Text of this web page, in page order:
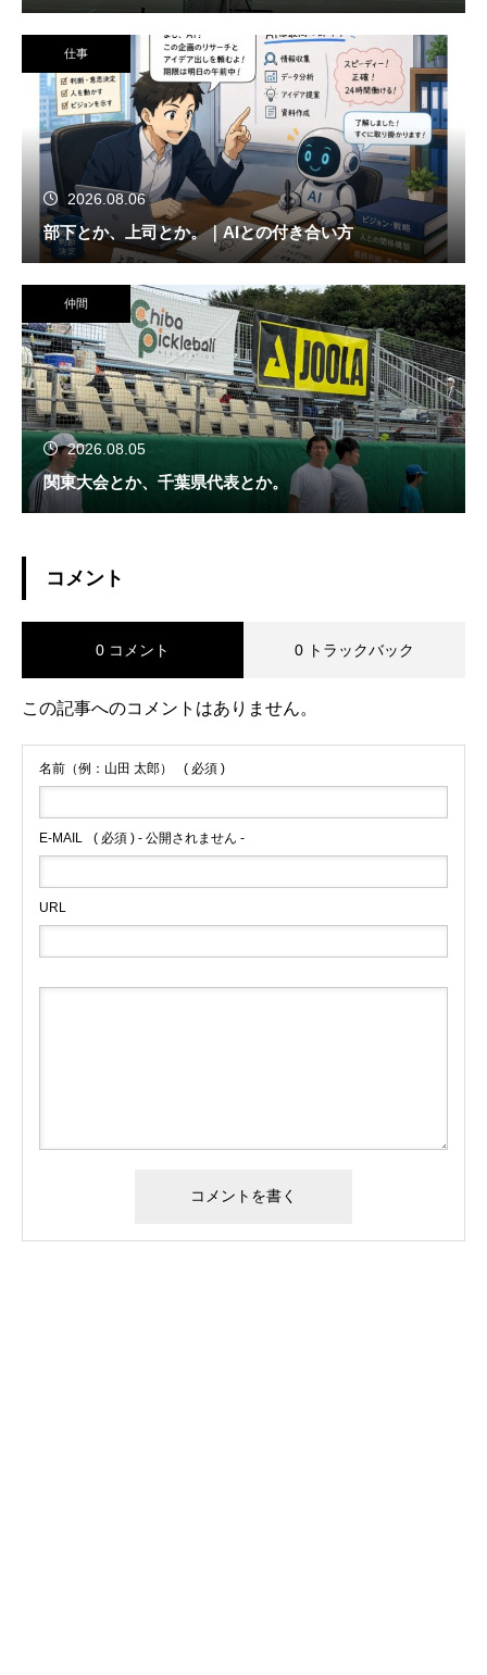
仕事
2026.08.06
部下とか、上司とか。｜AIとの付き合い方
仲間
2026.08.05
関東大会とか、千葉県代表とか。
コメント
0 コメント 0 トラックバック
この記事へのコメントはありません。
名前（例：山田 太郎） ( 必須 )
E-MAIL ( 必須 ) - 公開されません -
URL